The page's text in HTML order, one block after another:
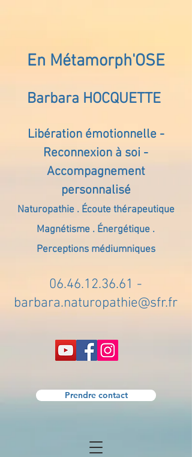
En Métamorph'OSE
Barbara HOCQUETTE
Libération émotionnelle -
Reconnexion à soi -
Accompagnement
personnalisé
Naturopathie . Écoute thérapeutique
Magnétisme . Énergétique .
Perceptions médiumniques
06.46.12.36.61 -
barbara.naturopathie@sfr.fr
Prendre contact